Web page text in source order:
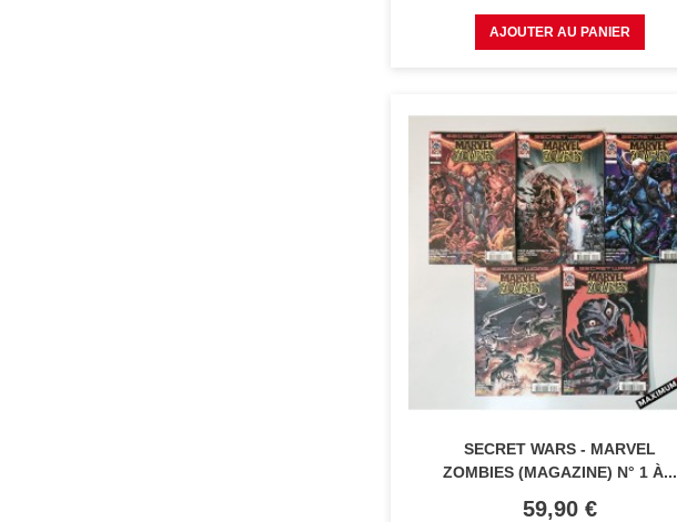
AJOUTER AU PANIER
SECRET WARS - MARVEL
ZOMBIES (MAGAZINE) N° 1 À...
Prix
59,90 €